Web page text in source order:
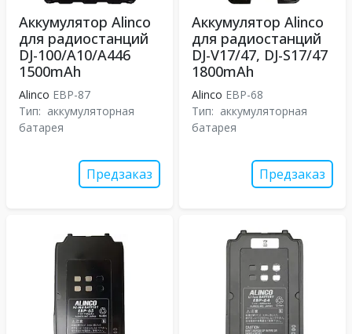
Аккумулятор Alinco
для радиостанций
DJ-100/A10/A446
1500mAh
Alinco EBP-87
Тип: аккумуляторная
батарея
Предзаказ
Аккумулятор Alinco
для радиостанций
DJ-V17/47, DJ-S17/47
1800mAh
Alinco EBP-68
Тип: аккумуляторная
батарея
Предзаказ